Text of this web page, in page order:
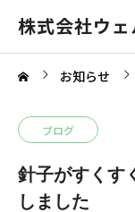
株式会社ウ
お知らせ
ブログ
針子がすくす
しました